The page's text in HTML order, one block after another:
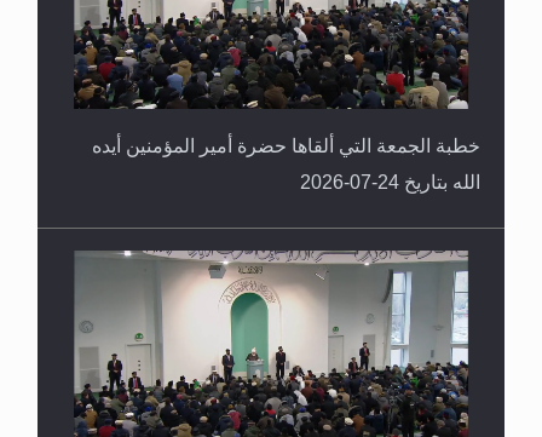
خطبة الجمعة التي ألقاها حضرة أمير المؤمنين أيده
الله بتاريخ 24-07-2026